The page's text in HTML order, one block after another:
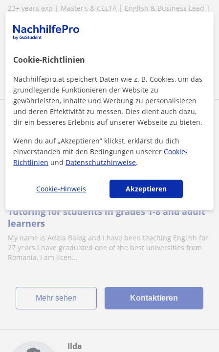
23+ years exp | Master’s & CELTA | English & Business Lead |
centered, results-driven t...
Adela Balog
Advanced Certificate in English (CAE) C1
Tutoring for students in grades 1-8 and adult
learners
My name is Adela Balog and I have been teaching English for
27 years.I have graduated one of the best universities from
Romania, I am licen...
Mehr sehen Kontaktieren
Ilda
Cookie-Richtlinien
Nachhilfepro.at speichert Daten wie z. B. Cookies, um das
grundlegende Funktionieren der Website zu
gewährleisten, Inhalte und Werbung zu personalisieren
und deren Effektivität zu messen. Dies dient auch dazu,
dir ein besseres Erlebnis auf unserer Webseite zu bieten.
Wenn du auf „Akzeptieren” klickst, erklärst du dich
einverstanden mit den Bedingungen unsererCookie-
Richtlinien und Datenschutzhinweise.
Cookie-Hinweis Akzeptieren